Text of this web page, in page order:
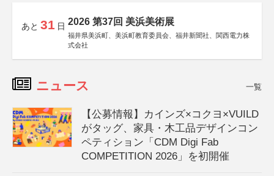
あと 31 日 2026 第37回 美浜美術展
福井県美浜町、美浜町教育委員会、福井新聞社、関西電力株
式会社
ニュース 一覧
【公募情報】カインズ×コクヨ×VUILD
がタッグ、家具・木工品デザインコン
ペティション「CDM Digi Fab
COMPETITION 2026」を初開催